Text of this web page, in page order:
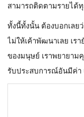
สามารถติดตามรายได้
ทั้งนี้ทั้งนั้น ต้องบอกเลย
ไม่ให้เค้าพัฒนาเลย เร
ของมนุษย์ เราพยายาม
รับประสบการณ์อันมีค่า